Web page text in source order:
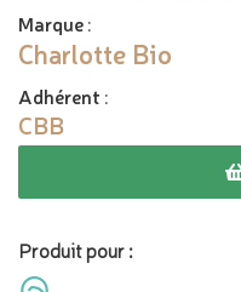
Marque:
Charlotte Bio
Adhérent :
CBB
Produit pour :